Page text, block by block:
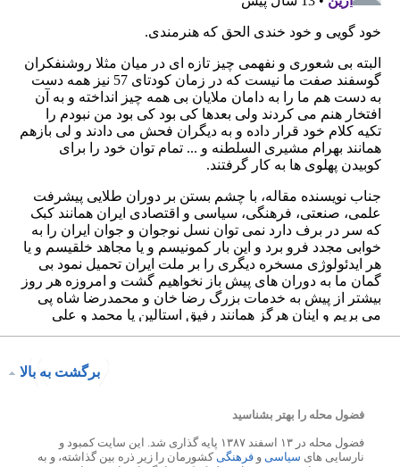
برگشت به بالا
فضول محله را بهتر بشناسید
فضول محله در ۱۳ اسفند ۱۳۸۷ پایه گذاری شد. این سایت کمبود و
نارسایی های سیاسی و فرهنگیکشورمان را زیر ذره بین گذاشته، و به